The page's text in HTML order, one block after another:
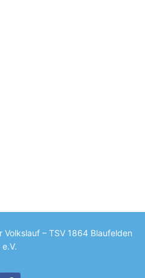
– TSV 1864 Blaufelden
e.V.